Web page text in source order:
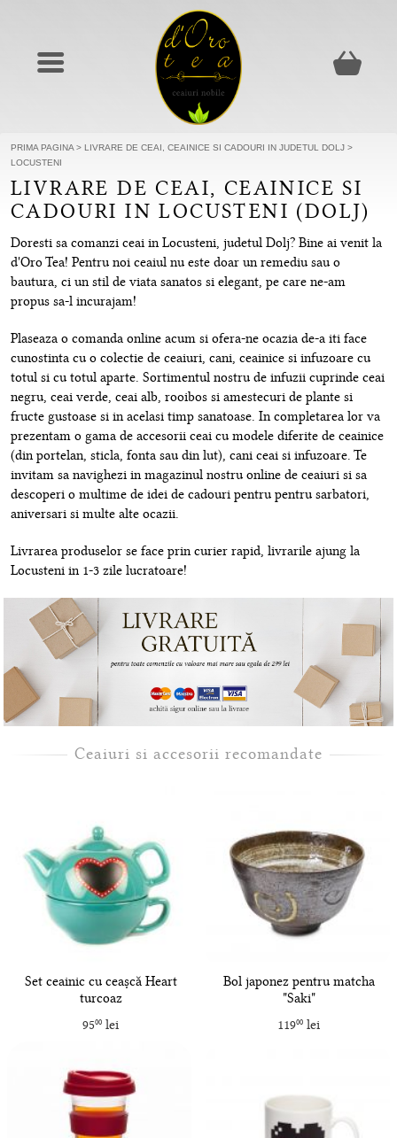
PRIMA PAGINA > LIVRARE DE CEAI, CEAINICE SI CADOURI IN JUDETUL DOLJ >
LOCUSTENI
LIVRARE DE CEAI, CEAINICE SI
CADOURI IN LOCUSTENI (DOLJ)
Doresti sa comanzi ceai in Locusteni, judetul Dolj? Bine ai venit la
d'Oro Tea! Pentru noi ceaiul nu este doar un remediu sau o
bautura, ci un stil de viata sanatos si elegant, pe care ne-am
propus sa-l incurajam!
Plaseaza o comanda online acum si ofera-ne ocazia de-a iti face
cunostinta cu o colectie de ceaiuri, cani, ceainice si infuzoare cu
totul si cu totul aparte. Sortimentul nostru de infuzii cuprinde ceai
negru, ceai verde, ceai alb, rooibos si amestecuri de plante si
fructe gustoase si in acelasi timp sanatoase. In completarea lor va
prezentam o gama de accesorii ceai cu modele diferite de ceainice
(din portelan, sticla, fonta sau din lut), cani ceai si infuzoare. Te
invitam sa navighezi in magazinul nostru online de ceaiuri si sa
descoperi o multime de idei de cadouri pentru pentru sarbatori,
aniversari si multe alte ocazii.
Livrarea produselor se face prin curier rapid, livrarile ajung la
Locusteni in 1-3 zile lucratoare!
Ceaiuri si accesorii recomandate
Set ceainic cu ceașcă Heart
turcoaz
9500lei
Bol japonez pentru matcha
"Saki"
11900 lei